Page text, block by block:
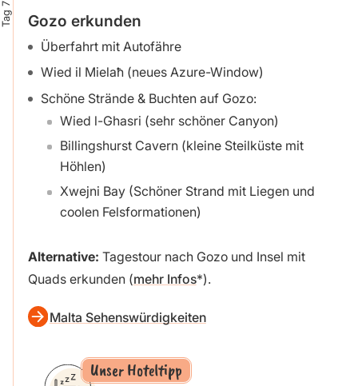
Tag 7 Gozo erkunden
Überfahrt mit Autofähre
Wied il Mielaħ (neues Azure-Window)
Schöne Strände & Buchten auf Gozo:
Wied l-Ghasri (sehr schöner Canyon)
Billingshurst Cavern (kleine Steilküste mit
Höhlen)
Xwejni Bay (Schöner Strand mit Liegen und
coolen Felsformationen)
Alternative: Tagestour nach Gozo und Insel mit
Quads erkunden (mehr Infos ).
Malta Sehenswürdigkeiten
Unser Hoteltipp